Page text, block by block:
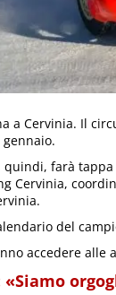
a Cervinia. Il
gennaio.
farà
Cervinia,
del
accedere alle
«Siamo